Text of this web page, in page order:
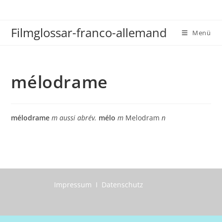
springen
Filmglossar-franco-allemand Menü
mélodrame
mélodrame m aussi abrév. mélo m Melodramn
Impressum I Datenschutz